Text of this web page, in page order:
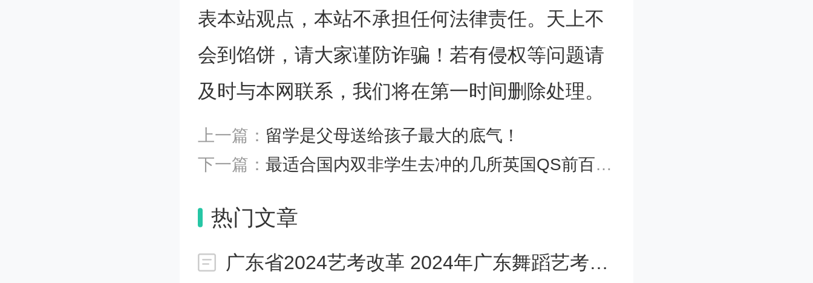
No.1牛剑之外第一扛把子IC
帝国理工这个学校，近几年算是全英第一热度学
校。当然，QS也把这个学校的热度推向了神坛，
连续两年坐镇全球第二的位置，不管有没有水分
表本站观点，本站不承担任何法律责任。天上不
会到馅饼，请大家谨防诈骗！若有侵权等问题请
及时与本网联系，我们将在第一时间删除处理。
上一篇： 留学是父母送给孩子最大的底气！
下一篇： 最适合国内双非学生去冲的几所英国QS前百学校！
热门文章
广东省2024艺考改革 2024年广东舞蹈艺考新政策